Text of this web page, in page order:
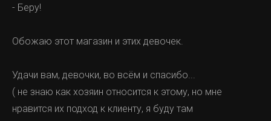
- Беру!
Обожаю этот магазин и этих девочек.
Удачи вам, девочки, во всём и спасибо...
( не знаю как хозяин относится к этому, но мне
нравится их подход к клиенту, я буду там